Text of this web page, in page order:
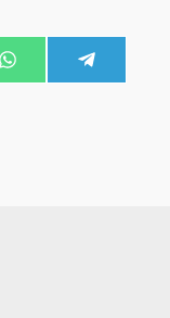
Share
on
WhatsApp
on